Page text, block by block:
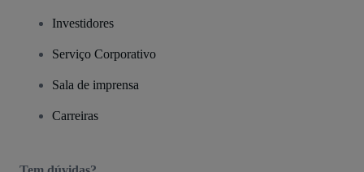
Investidores
Serviço Corporativo
Sala de imprensa
Carreiras